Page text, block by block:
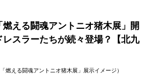
える闘魂アントニオ猪木展」開
スラーたちが続々登場？【北九
燃える闘魂アントニオ猪木展」展示イメージ）